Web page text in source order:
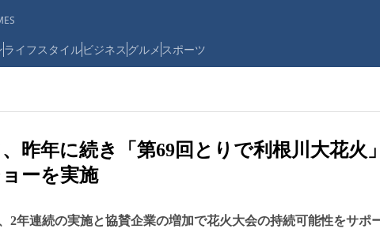
ライフスタイルビジネス グルメ スポーツ
昨年に続き「第69回とりで利根川大花火
ーを実施
2年連続の実施と協賛企業の増加で花火大会の持続可能性をサポ